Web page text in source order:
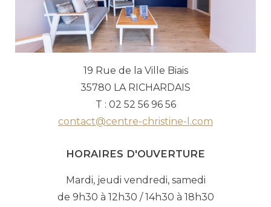
19 Rue de la Ville Biais
35780 LA RICHARDAIS
T : 02 52 56 96 56
contact@centre-christine-l.com
HORAIRES D'OUVERTURE
Mardi, jeudi vendredi, samedi
de 9h30 à 12h30 / 14h30 à 18h30